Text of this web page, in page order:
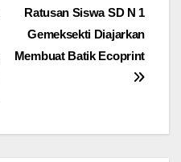
Ratusan Siswa SD N 1
Gemeksekti Diajarkan
Membuat Batik Ecoprint